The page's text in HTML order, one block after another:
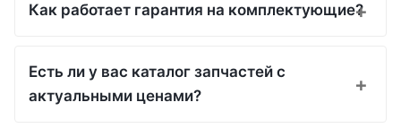
Как работает гарантия на комплектующие?
Есть ли у вас каталог запчастей с
актуальными ценами?